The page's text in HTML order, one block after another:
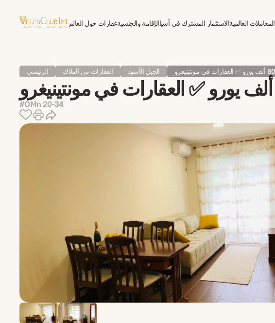
عقارات حول العالمالإقامة والجنسيةالاستثمار المشترك في آسياالمعاملات العالمية
الرئيسي العقارات من الملاك الجبل الأسود
#OMn 20-34